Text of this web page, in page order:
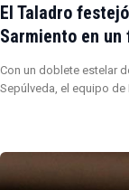
El Taladro
Sarmiento en
Con un doblete estelar
Sepúlveda, el equipo de